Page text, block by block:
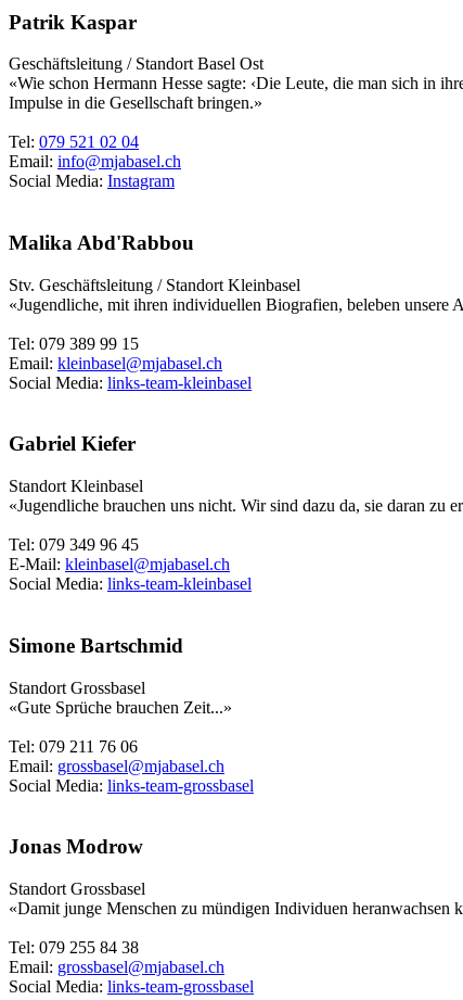
Patrik Kaspar
Geschäftsleitung / Standort Basel Ost
«Wie schon Hermann Hesse sagte: ‹Die Leute, die man sich in
Impulse in die Gesellschaft bringen.»
Tel: 079 521 02 04
Email: info@mjabasel.ch
Social Media: Instagram
Malika Abd'Rabbou
Stv. Geschäftsleitung / Standort Kleinbasel
«Jugendliche, mit ihren individuellen Biografien, beleben unsere
Tel: 079 389 99 15
Email: kleinbasel@mjabasel.ch
Social Media: links-team-kleinbasel
Gabriel Kiefer
Standort Kleinbasel
«Jugendliche brauchen uns nicht. Wir sind dazu da, sie daran zu
Tel: 079 349 96 45
E-Mail: kleinbasel@mjabasel.ch
Social Media: links-team-kleinbasel
Simone Bartschmid
Standort Grossbasel
«Gute Sprüche brauchen Zeit...»
Tel: 079 211 76 06
Email: grossbasel@mjabasel.ch
Social Media: links-team-grossbasel
Jonas Modrow
Standort Grossbasel
«Damit junge Menschen zu mündigen Individuen heranwachsen
Tel: 079 255 84 38
Email: grossbasel@mjabasel.ch
Social Media: links-team-grossbasel